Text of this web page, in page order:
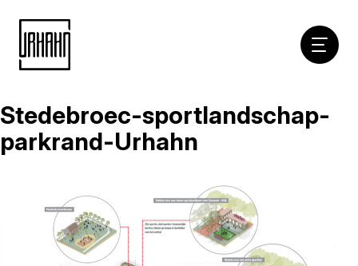
Naar
inhoud
Stedebroec-sportlandschap-
parkrand-Urhahn